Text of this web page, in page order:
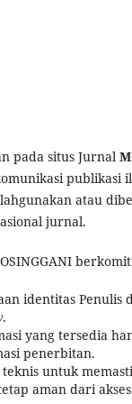
pada situs Jurnal
atau
jurnal.
identitas Penulis
.
yang tersedia
penerbitan.
untuk
aman dari